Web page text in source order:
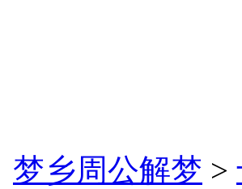
梦乡周公解梦 >